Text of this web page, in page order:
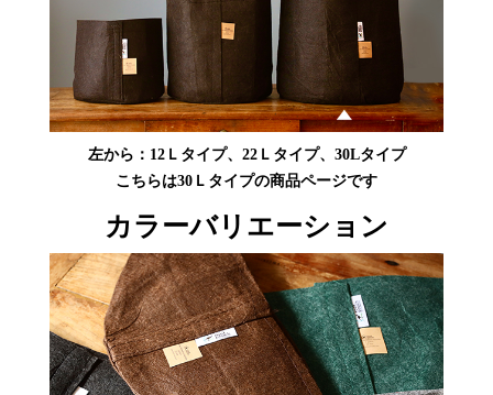
左から：12Ｌタイプ、22Ｌタイプ、30Lタイプ
こちらは30Ｌタイプの商品ページです
カラーバリエーション